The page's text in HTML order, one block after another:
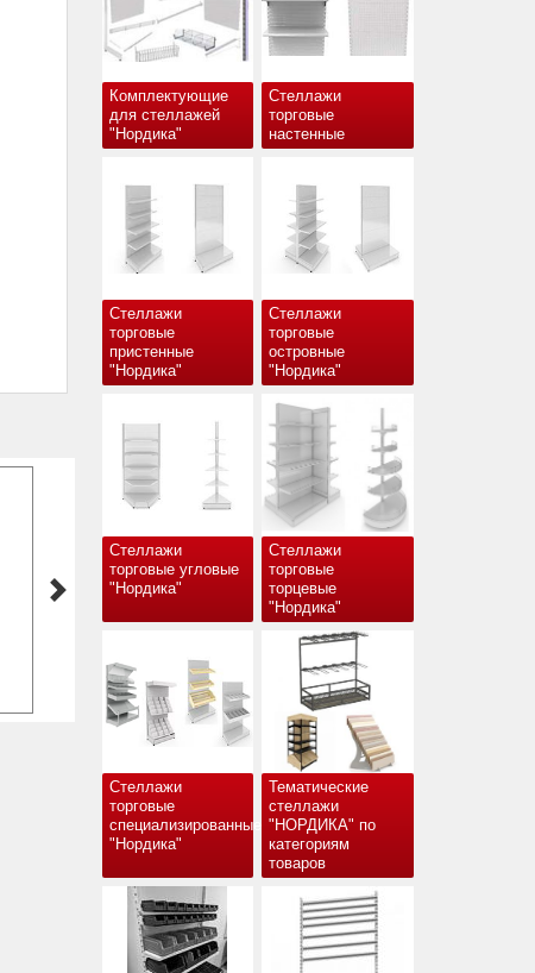
Комплектующие
для стеллажей
"Нордика"
Стеллажи
торговые
настенные
Стеллажи
торговые
пристенные
"Нордика"
Стеллажи
торговые
островные
"Нордика"
Стеллажи
торговые угловые
"Нордика"
Стеллажи
торговые
торцевые
"Нордика"
Стеллажи
торговые
специализированные
"Нордика"
Тематические
стеллажи
"НОРДИКА" по
категориям
товаров